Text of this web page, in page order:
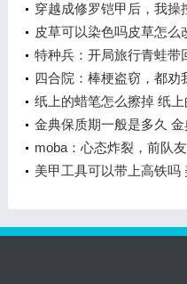
穿越成修罗铠甲后，我操
皮草可以染色吗皮草怎
改色
特种兵：开局旅行青蛙带
四合院：棒梗盗窃，都劝
纸上的蜡笔怎么擦掉 纸
金典保质期一般是多久
moba：心态炸裂，前队
美甲工具可以带上高铁吗